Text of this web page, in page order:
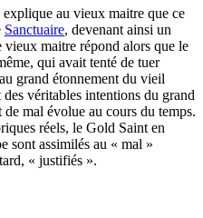
au vieux maitre que ce
Sanctuaire, devenant ainsi un
maitre répond alors que le
qui avait tenté de tuer
grand étonnement du vieil
véritables intentions du grand
mal évolue au cours du temps.
réels, le Gold Saint en
sont assimilés au « mal »
« justifiés ».